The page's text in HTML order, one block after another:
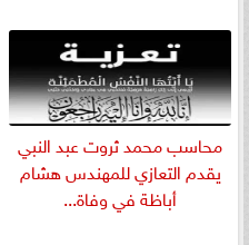
​محاسب محمد ثروت عبد النبي
يقدم التعازي للمهندس هشام
أباظة في وفاة...